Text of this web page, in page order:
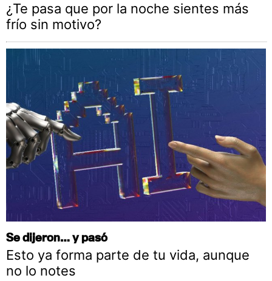
¿Te pasa que por la noche sientes más
frío sin motivo?
Se dijeron… y pasó
Esto ya forma parte de tu vida, aunque
no lo notes